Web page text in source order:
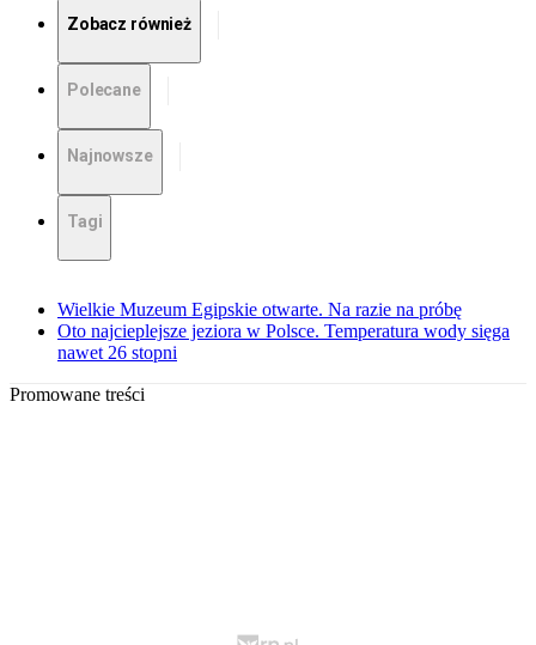
Zobacz również
Polecane
Najnowsze
Tagi
Wielkie Muzeum Egipskie otwarte. Na razie na próbę
Oto najcieplejsze jeziora w Polsce. Temperatura wody sięga
nawet 26 stopni
Promowane treści